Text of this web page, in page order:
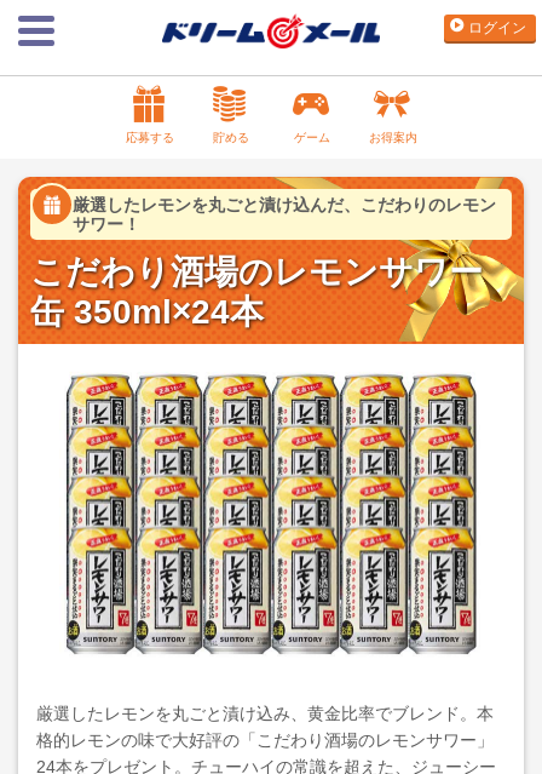
ログイン
応募する 貯める ゲーム お得案内
厳選したレモンを丸ごと漬け込んだ、こだわりのレモン
サワー！
こだわり酒場のレモンサワー
缶 350ml×24本
厳選したレモンを丸ごと漬け込み、黄金比率でブレンド。本
格的レモンの味で大好評の「こだわり酒場のレモンサワー」
24本をプレゼント。チューハイの常識を超えた、ジューシー